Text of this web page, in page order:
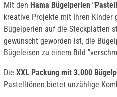
Mit den Hama Bügelperlen
kreative Projekte mit Ihren Kinder
Bügelperlen auf die Steckplatten
gewünscht geworden ist, die
Bügeleisen zu einem Bild
Die XXL Packung mit 3.000
Pastelltönen bietet unzählige